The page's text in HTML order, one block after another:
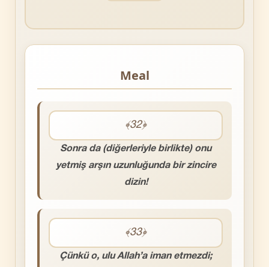
Meal
﴾32﴿
Sonra da (diğerleriyle birlikte) onu
yetmiş arşın uzunluğunda bir zincire
dizin!
﴾33﴿
Çünkü o, ulu Allah’a iman etmezdi;